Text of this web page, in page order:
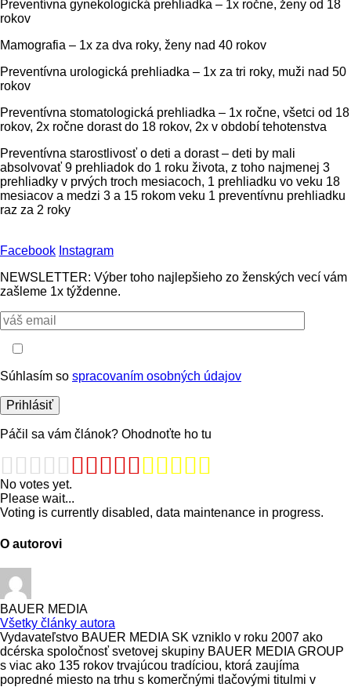
Preventívna gynekologická prehliadka – 1x ročne, ženy od 18
rokov
Mamografia – 1x za dva roky, ženy nad 40 rokov
Preventívna urologická prehliadka – 1x za tri roky, muži nad 50
rokov
Preventívna stomatologická prehliadka – 1x ročne, všetci od 18
rokov, 2x ročne dorast do 18 rokov, 2x v období tehotenstva
Preventívna starostlivosť o deti a dorast – deti by mali
absolvovať 9 prehliadok do 1 roku života, z toho najmenej 3
prehliadky v prvých troch mesiacoch, 1 prehliadku vo veku 18
mesiacov a medzi 3 a 15 rokom veku 1 preventívnu prehliadku
raz za 2 roky
Facebook Instagram
NEWSLETTER: Výber toho najlepšieho zo ženských vecí vám
zašleme 1x týždenne.
Súhlasím so spracovaním osobných údajov
Páčil sa vám článok? Ohodnoťte ho tu
No votes yet.
Please wait...
Voting is currently disabled, data maintenance in progress.
O autorovi
BAUER MEDIA
Všetky články autora
Vydavateľstvo BAUER MEDIA SK vzniklo v roku 2007 ako
dcérska spoločnosť svetovej skupiny BAUER MEDIA GROUP
s viac ako 135 rokov trvajúcou tradíciou, ktorá zaujíma
popredné miesto na trhu s komerčnými tlačovými titulmi v